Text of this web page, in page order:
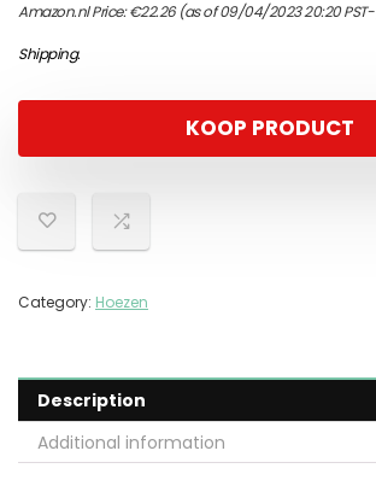
Amazon.nl Price:€22.26(as of 09/04/2023 20:20 PST-
Shipping.
KOOP PRODUCT
Category: Hoezen
Description
Additional information